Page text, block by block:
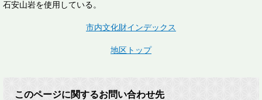
石安山岩を使用している。
市内文化財インデックス
地区トップ
このページに関するお問い合わせ先